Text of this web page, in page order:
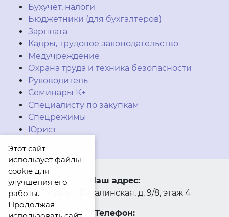
Бухучет, налоги
Бюджетники (для бухгалтеров)
Зарплата
Кадры, трудовое законодательство
Медучреждение
Охрана труда и техника безопасности
Руководитель
Семинары К+
Специалисту по закупкам
Спецрежимы
Юрист
Наш адрес:
г. Уфа, ул. Бакалинская, д. 9/8, этаж 4
Телефон:
Этот сайт
использует файлы
cookie для
улучшения его
работы.
Продолжая